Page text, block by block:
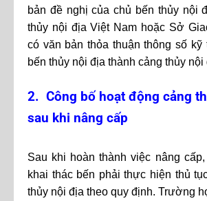
bản đề nghị của chủ bến thủy nội
thủy nội địa Việt Nam hoặc Sở
có văn bản thỏa thuận thông số kỹ
bến thủy nội địa thành cảng thủy nội
2. Công bố hoạt động cảng
sau khi nâng cấp
Sau khi hoàn thành việc nâng
khai thác bến phải thực hiện thủ
thủy nội địa theo quy định. Trường